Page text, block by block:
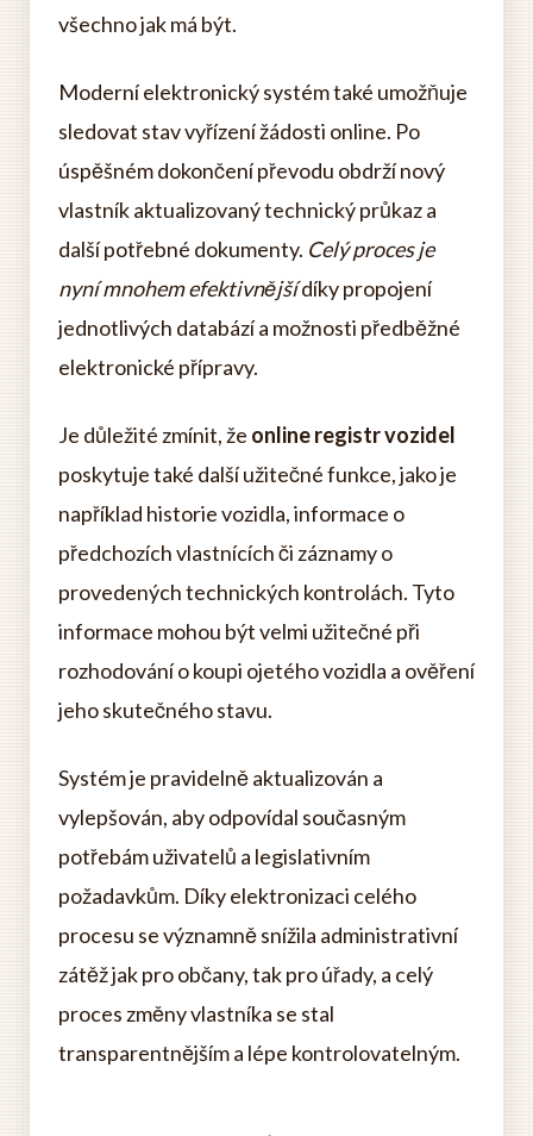
všechno jak má být.
Moderní elektronický systém také umožňuje
sledovat stav vyřízení žádosti online. Po
úspěšném dokončení převodu obdrží nový
vlastník aktualizovaný technický průkaz a
další potřebné dokumenty. Celý proces je
nyní mnohem efektivnějšídíky propojení
jednotlivých databází a možnosti předběžné
elektronické přípravy.
Je důležité zmínit, že online registr vozidel
poskytuje také další užitečné funkce, jako je
například historie vozidla, informace o
předchozích vlastnících či záznamy o
provedených technických kontrolách. Tyto
informace mohou být velmi užitečné při
rozhodování o koupi ojetého vozidla a ověření
jeho skutečného stavu.
Systém je pravidelně aktualizován a
vylepšován, aby odpovídal současným
potřebám uživatelů a legislativním
požadavkům. Díky elektronizaci celého
procesu se významně snížila administrativní
zátěž jak pro občany, tak pro úřady, a celý
proces změny vlastníka se stal
transparentnějším a lépe kontrolovatelným.